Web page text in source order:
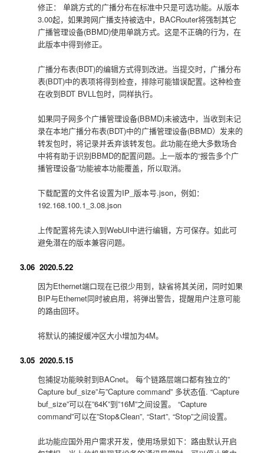
修正： 单跳方式的广播分布在标准中只是可选功能。从版本
3.00起，如果跨网广播支持被选中，BACRouter将强制其它
广播管理设备(BBMD)使用单跳方式。这是不正确的行为，在
此版本中得到修正。
广播分布表(BDT)的编辑方式得到改进。当提交时，广播分布
表(BDT)中的表项将得到检查，排除可能错误配置。这种检查
在收到BDT BVLL包时，同样执行。
如果同子网多个广播管理设备(BBMD)未被选中，当收到未记
录在本地广播分布表(BDT)中的广播管理设备(BBMD）发来的
转发包时，将记录并丢弃该转发包。此功能在绝大多数场合
中将有助于识别BBMD的配置问题。上一版本的“报告多个广
播管理设备”功能被本功能覆盖，所以取消。
下载配置的文件名设置为IP_版本号.json，例如：
192.168.100.1_3.08.json
上传配置将先读入到WebUI中进行编辑，方可保存。如此可
避免潜在的版本兼容问题。
3.06 2020.5.22
因为Ethernet端口现在已很少用到，缺省将其关闭，同时如果
BIP与Ethernet同时被启用，将弹出警告，提醒用户注意可能
的路由回环。
将默认的捕捉缓冲区大小增加为4M。
3.05 2020.5.15
包捕捉功能映射到BACnet。 每个链路层端口都有独立的”
Capture buf_size”与”Capture command” 多状态值. “Capture
buf_size”可以在”64K”到”16M”之间设置。 “Capture
command”可以在”Stop&Clean”, “Start”, “Stop”之间设置。
此功能应国外用户需求开发，使用场景如下：路由默认开启